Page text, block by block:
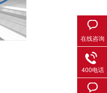
在线咨询
400电话